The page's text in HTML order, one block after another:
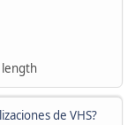
length
de VHS?